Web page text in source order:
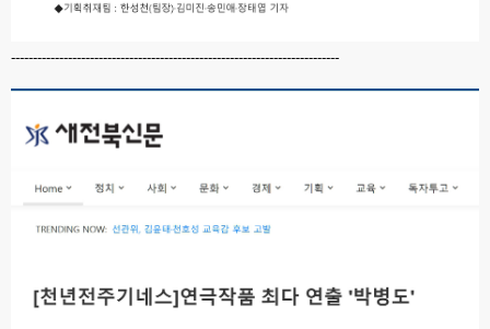
---------------------------------------------------------------------------